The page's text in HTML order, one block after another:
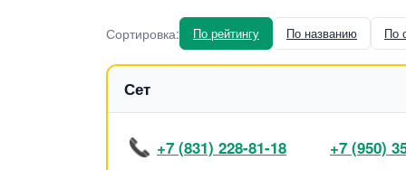
Сортировка: По рейтингу По названию По
Сет
+7 (831) 228-81-18 +7 (950)